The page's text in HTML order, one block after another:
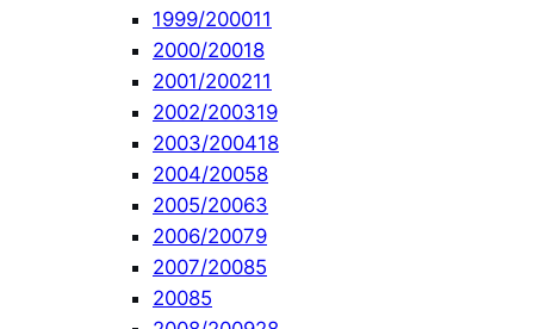
1999/200011
2000/20018
2001/200211
2002/200319
2003/200418
2004/20058
2005/20063
2006/20079
2007/20085
20085